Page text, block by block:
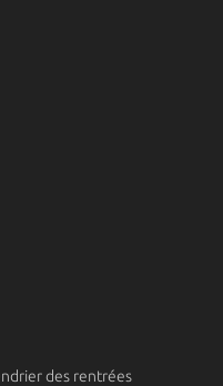
des rentrées